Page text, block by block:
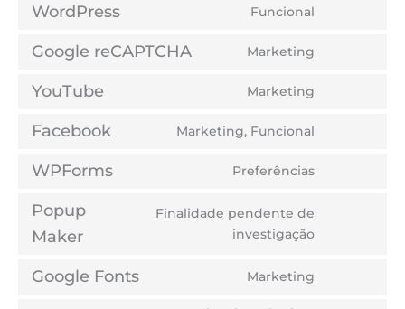
WordPress Funcional
Google reCAPTCHA Marketing
YouTube Marketing
Facebook Marketing, Funcional
WPForms Preferências
Popup
Maker
Finalidade pendente de
investigação
Google Fonts Marketing